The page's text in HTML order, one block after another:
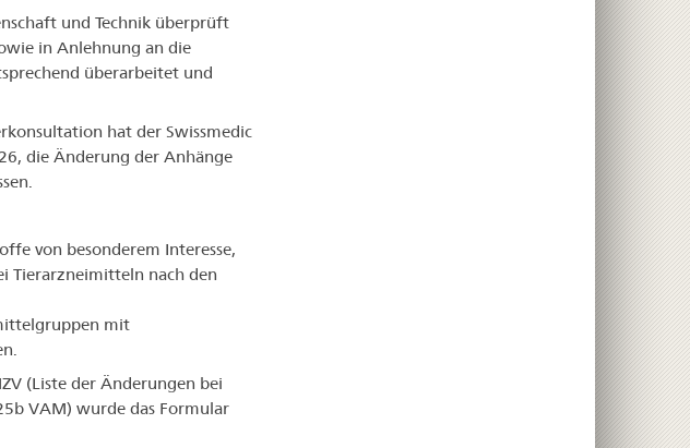
und Technik überprüft
in Anlehnung an die
überarbeitet und
hat der Swissmedic
die Änderung der Anhänge
von besonderem Interesse,
Tierarzneimitteln nach den
mit
(Liste der Änderungen bei
VAM) wurde das Formular